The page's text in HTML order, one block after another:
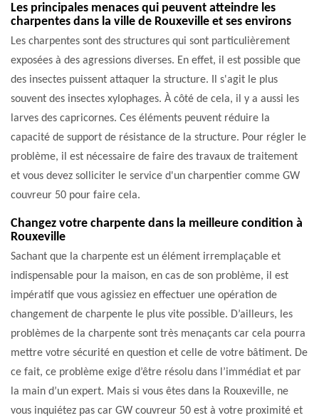
Les principales menaces qui peuvent atteindre les
charpentes dans la ville de Rouxeville et ses environs
Les charpentes sont des structures qui sont particulièrement
exposées à des agressions diverses. En effet, il est possible que
des insectes puissent attaquer la structure. Il s'agit le plus
souvent des insectes xylophages. À côté de cela, il y a aussi les
larves des capricornes. Ces éléments peuvent réduire la
capacité de support de résistance de la structure. Pour régler le
problème, il est nécessaire de faire des travaux de traitement
et vous devez solliciter le service d'un charpentier comme GW
couvreur 50 pour faire cela.
Changez votre charpente dans la meilleure condition à
Rouxeville
Sachant que la charpente est un élément irremplaçable et
indispensable pour la maison, en cas de son problème, il est
impératif que vous agissiez en effectuer une opération de
changement de charpente le plus vite possible. D’ailleurs, les
problèmes de la charpente sont très menaçants car cela pourra
mettre votre sécurité en question et celle de votre bâtiment. De
ce fait, ce problème exige d’être résolu dans l’immédiat et par
la main d’un expert. Mais si vous êtes dans la Rouxeville, ne
vous inquiétez pas car GW couvreur 50 est à votre proximité et